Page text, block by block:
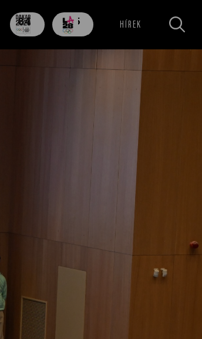
84
nap
705
nap HÍREK